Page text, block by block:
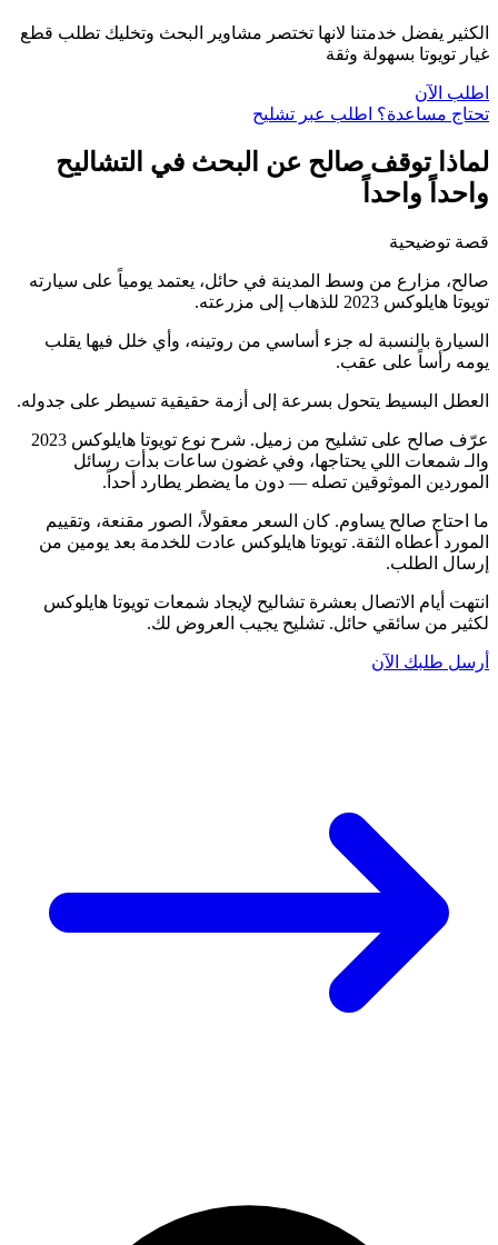
الكثير يفضل خدمتنا لانها تختصر مشاوير البحث وتخليك تطلب قطع
غيار تويوتا بسهولة وثقة
اطلب الآن
تحتاج مساعدة؟ اطلب عبر تشليح
لماذا توقف صالح عن البحث في التشاليح
واحداً واحداً
قصة توضيحية
صالح، مزارع من وسط المدينة في حائل، يعتمد يومياً على سيارته
تويوتا هايلوكس 2023 للذهاب إلى مزرعته.
السيارة بالنسبة له جزء أساسي من روتينه، وأي خلل فيها يقلب
يومه رأساً على عقب.
العطل البسيط يتحول بسرعة إلى أزمة حقيقية تسيطر على جدوله.
عرّف صالح على تشليح من زميل. شرح نوع تويوتا هايلوكس 2023
والـ شمعات اللي يحتاجها، وفي غضون ساعات بدأت رسائل
الموردين الموثوقين تصله — دون ما يضطر يطارد أحداً.
ما احتاج صالح يساوم. كان السعر معقولاً، الصور مقنعة، وتقييم
المورد أعطاه الثقة. تويوتا هايلوكس عادت للخدمة بعد يومين من
إرسال الطلب.
انتهت أيام الاتصال بعشرة تشاليح لإيجاد شمعات تويوتا هايلوكس
لكثير من سائقي حائل. تشليح يجيب العروض لك.
أرسل طلبك الآن